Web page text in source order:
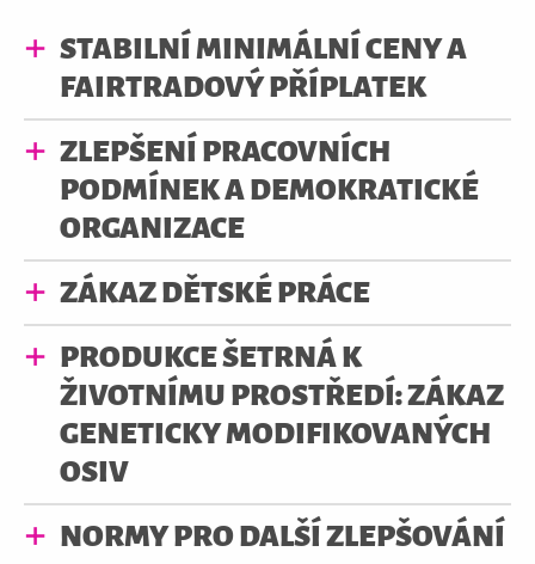
STABILNÍ MINIMÁLNÍ CENY A
FAIRTRADOVÝ PŘÍPLATEK
ZLEPŠENÍ PRACOVNÍCH
PODMÍNEK A DEMOKRATICKÉ
ORGANIZACE
ZÁKAZ DĚTSKÉ PRÁCE
PRODUKCE ŠETRNÁ K
ŽIVOTNÍMU PROSTŘEDÍ: ZÁKAZ
GENETICKY MODIFIKOVANÝCH
OSIV
NORMY PRO DALŠÍ ZLEPŠOVÁNÍ